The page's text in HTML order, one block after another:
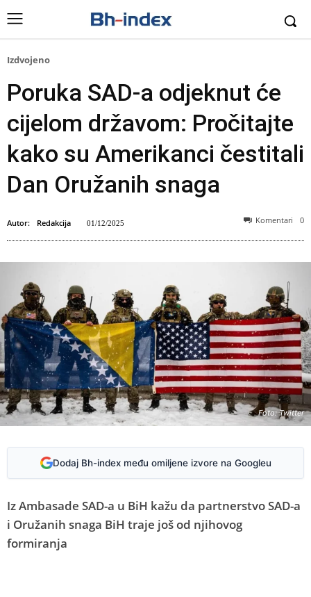
Izdvojeno
Poruka SAD-a odjeknut će
cijelom državom: Pročitajte
kako su Amerikanci čestitali
Dan Oružanih snaga
Autor: Redakcija 01/12/2025 Komentari 0
Foto: Twitter
Dodaj Bh-index među omiljene izvore na Googleu
Iz Ambasade SAD-a u BiH kažu da partnerstvo SAD-a
i Oružanih snaga BiH traje još od njihovog
formiranja